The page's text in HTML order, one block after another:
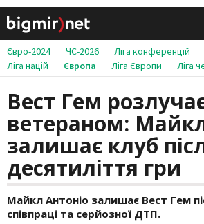
Євро-2024 ЧС-2026 Ліга конференцій
Ліга націй
Європа Ліга Європи Ліга
Вест Гем
ветераном:
залишає клуб
десятиліття гри
Майкл Антоніо залишає Вест Гем
співпраці та серйозної ДТП.